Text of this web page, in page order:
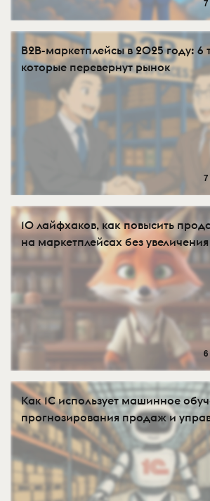
7
B2B-маркетплейсы в 2025 году: 6
которые перевернут рынок
7
10 лайфхаков, как повысить
на маркетплейсах без
6
Как 1С использует машинное
прогнозирования продаж и